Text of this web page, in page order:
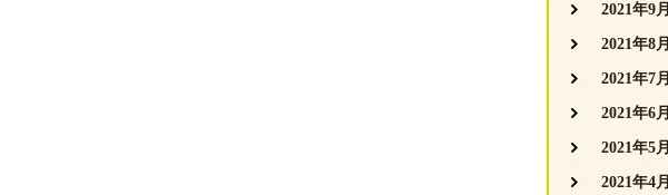
2021年9月
2021年8月
2021年7月
2021年6月
2021年5月
2021年4月